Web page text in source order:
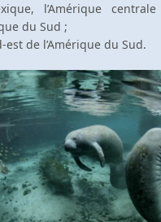
l’Amérique
du Sud ;
est de l’Amérique du Sud.